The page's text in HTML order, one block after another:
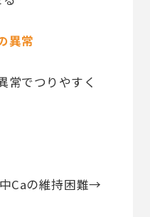
異常
常でつりやすく
Caの維持困難→